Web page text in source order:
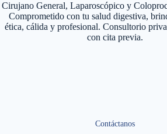
Cirujano General, Laparoscópico y
Comprometido con tu salud digestiva,
ética, cálida y profesional. Consultorio
con cita previa.
Contáctanos